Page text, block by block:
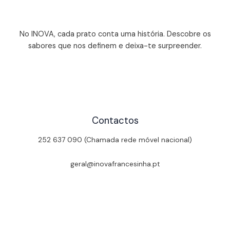
No INOVA, cada prato conta uma história. Descobre os
sabores que nos definem e deixa-te surpreender.
Contactos
252 637 090 (Chamada rede móvel nacional)
geral@inovafrancesinha.pt